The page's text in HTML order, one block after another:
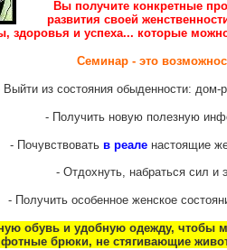
Вы получите конкретные
развития своей
здоровья и успеха... которые
Семинар - это
Выйти из состояния обыденности: дом-
- Получить новую полезную
- Почувствовать в реаленастоящие
- Отдохнуть, набраться сил и
- Получить особенное женское
обувь и удобную одежду, чтобы
брюки, не стягивающие